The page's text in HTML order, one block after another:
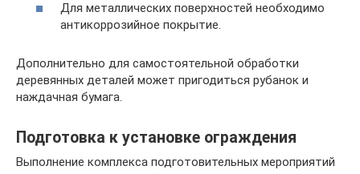
Для металлических поверхностей необходимо
антикоррозийное покрытие.
Дополнительно для самостоятельной обработки
деревянных деталей может пригодиться рубанок и
наждачная бумага.
Подготовка к установке ограждения
Выполнение комплекса подготовительных мероприятий